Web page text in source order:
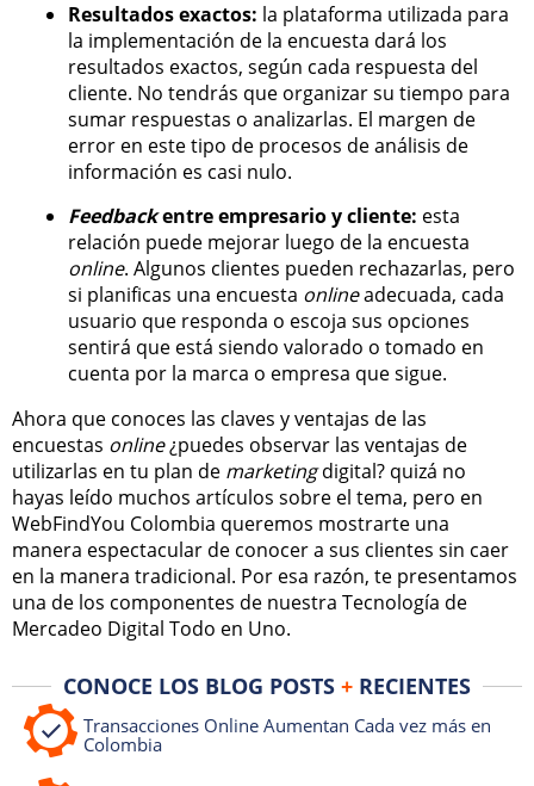
Resultados exactos: la plataforma utilizada para
la implementación de la encuesta dará los
resultados exactos, según cada respuesta del
cliente. No tendrás que organizar su tiempo para
sumar respuestas o analizarlas. El margen de
error en este tipo de procesos de análisis de
información es casi nulo.
Feedbackentre empresario y cliente: esta
relación puede mejorar luego de la encuesta
online. Algunos clientes pueden rechazarlas, pero
si planificas una encuesta onlineadecuada, cada
usuario que responda o escoja sus opciones
sentirá que está siendo valorado o tomado en
cuenta por la marca o empresa que sigue.
Ahora que conoces las claves y ventajas de las
encuestas online¿puedes observar las ventajas de
utilizarlas en tu plan de marketingdigital? quizá no
hayas leído muchos artículos sobre el tema, pero en
WebFindYou Colombia queremos mostrarte una
manera espectacular de conocer a sus clientes sin caer
en la manera tradicional. Por esa razón, te presentamos
una de los componentes de nuestra Tecnología de
Mercadeo Digital Todo en Uno.
CONOCE LOS BLOG POSTS +RECIENTES
Transacciones Online Aumentan Cada vez más en
Colombia